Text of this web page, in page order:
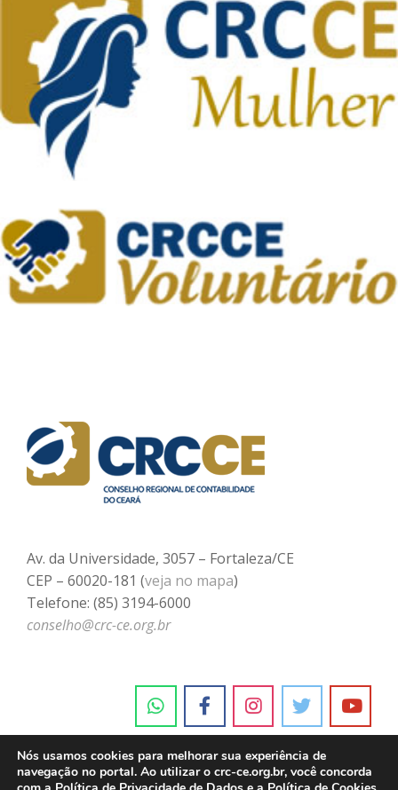
Av. da Universidade, 3057 – Fortaleza/CE
CEP – 60020-181 (veja no mapa)
Telefone: (85) 3194-6000
conselho@crc-ce.org.br
Nós usamos cookies para melhorar sua experiência de
navegação no portal. Ao utilizar o crc-ce.org.br, você concorda